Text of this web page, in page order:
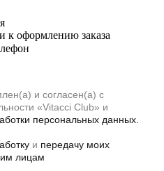
к оформлению заказа
и согласен(а) с
«Vitacci Club» и
персональных данных.
и передачу моих
лицам